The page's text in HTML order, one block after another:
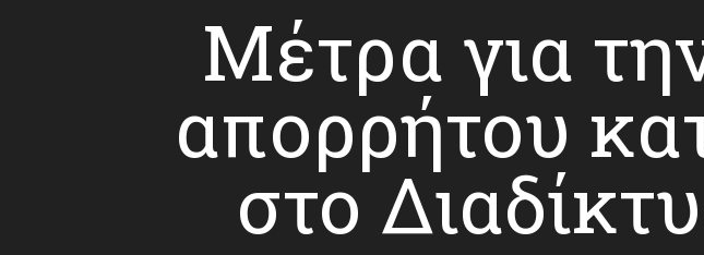
Μέτρα για
απορρήτου
στο